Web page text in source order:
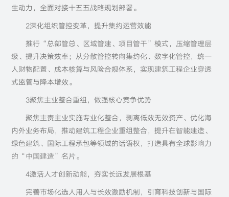
生动力，全面对接十五五战略规划部署。
2深化组织管控变革，提升集约运营效能
推行“总部管总、区域管建、项目管干”模式，压缩管理层
级、提升决策效率；从分散管控转向集约化、数字化管控，统一
人财物配置、成本核算与风险合规体系，实现建筑工程企业穿透
式监管与降本增效。
3聚焦主业整合重组，做强核心竞争优势
聚焦主责主业实施专业化整合，剥离低效无效资产、优化海
内外业务布局，推动建筑工程企业重组整合，提升在智能建造、
绿色建筑、国际工程承包等领域的话语权，打造具有全球影响力
的“中国建造”名片。
4激活人才创新动能，夯实长远发展根基
完善市场化选人用人与长效激励机制，引育科技创新与国际